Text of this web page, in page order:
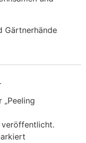
Gärtnerhände